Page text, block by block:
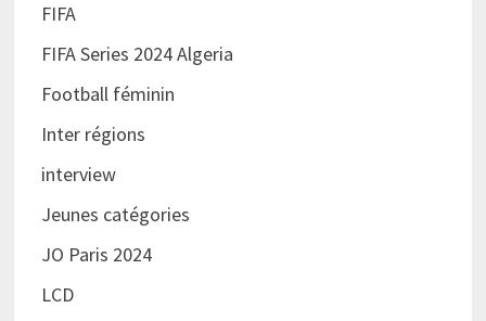
FIFA
FIFA Series 2024 Algeria
Football féminin
Inter régions
interview
Jeunes catégories
JO Paris 2024
LCD